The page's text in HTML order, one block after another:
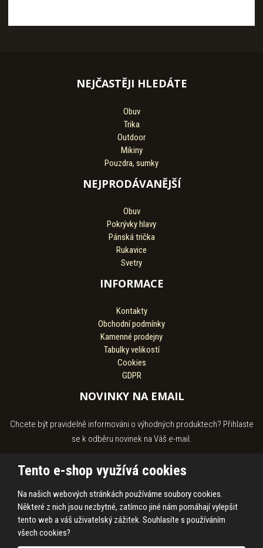
Tento e-shop využívá cookies
Na našich webových stránkách používáme soubory cookies.
Některé z nich jsou nezbytné, zatímco jiné nám pomáhají vylepšit
tento web a váš uživatelský zážitek. Souhlasíte s používáním
všech cookies?
NEJČASTĚJI HLEDÁTE
Obuv
Trika
Outdoor
Mikiny
Pouzdra, sumky
NEJPRODÁVANĚJŠÍ
Obuv
Pokrývky hlavy
Pánská trička
Rukavice
Svetry
INFORMACE
Kontakty
Obchodní podmínky
Kamenné prodejny
Tabulky velikostí
Cookies
GDPR
NOVINKY NA EMAIL
Chcete být pravidelně informováni o výhodných produktech? Přihlaste
se k odběru novinek na Váš e-mail.
Souhlasím sezpracováním osobních údajů.
© 2026, HASS Hroby s.r.o.